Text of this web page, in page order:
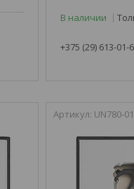
В наличии
+375 (29) 613-01-
UN780-